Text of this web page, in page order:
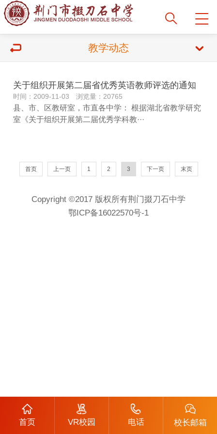
教学动态
关于组织开展第二届省优秀英语教师评选的通知
时间：2009-11-03 浏览量：20765
县、市、区教研室，市直各中学： 根据湖北省教学研究
室《关于组织开展第二届优秀学科教···
首页 上一页 1 2 3 下一页 末页
Copyright ©2017 版权所有荆门掇刀石中学
鄂ICP备16022570号-1
首页 VR校园 电话 校长邮箱